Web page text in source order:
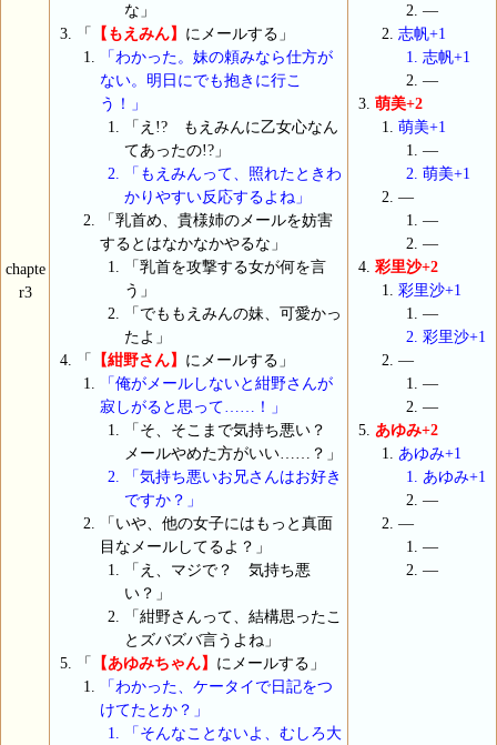
chapte
r3
な」
「 【もえみん】 にメールする」
「わかった。妹の頼みなら仕方が
ない。明日にでも抱きに行こ
う！」
「え!? もえみんに乙女心なん
てあったの!?」
「もえみんって、照れたときわ
かりやすい反応するよね」
「乳首め、貴様姉のメールを妨害
するとはなかなかやるな」
「乳首を攻撃する女が何を言
う」
「でももえみんの妹、可愛かっ
たよ」
「 【紺野さん】 にメールする」
「俺がメールしないと紺野さんが
寂しがると思って……！」
「そ、そこまで気持ち悪い？
メールやめた方がいい……？」
「気持ち悪いお兄さんはお好き
ですか？」
「いや、他の女子にはもっと真面
目なメールしてるよ？」
「え、マジで？ 気持ち悪
い？」
「紺野さんって、結構思ったこ
とズバズバ言うよね」
「 【あゆみちゃん】 にメールする」
「わかった、ケータイで日記をつ
けてたとか？」
「そんなことないよ、むしろ大
―
志帆+1
志帆+1
―
萌美+2
萌美+1
―
萌美+1
―
―
―
彩里沙+2
彩里沙+1
―
彩里沙+1
―
―
―
あゆみ+2
あゆみ+1
あゆみ+1
―
―
―
―